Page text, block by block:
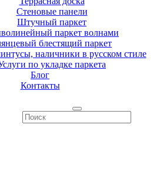
Стеновые панели
Штучный паркет
паркет волнами
блестящий паркет
наличники в русском стиле
по укладке паркета
Блог
Контакты